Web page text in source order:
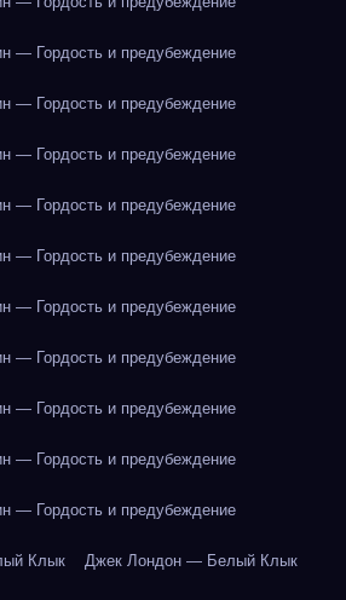
— Гордость и предубеждение
— Гордость и предубеждение
— Гордость и предубеждение
— Гордость и предубеждение
— Гордость и предубеждение
— Гордость и предубеждение
— Гордость и предубеждение
— Гордость и предубеждение
— Гордость и предубеждение
— Гордость и предубеждение
Клык Джек Лондон — Белый Клык